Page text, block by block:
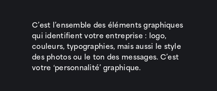
C’est l’ensemble des éléments graphiques
qui identifient votre entreprise : logo,
couleurs, typographies, mais aussi le style
des photos ou le ton des messages. C’est
votre ‘personnalité’ graphique.